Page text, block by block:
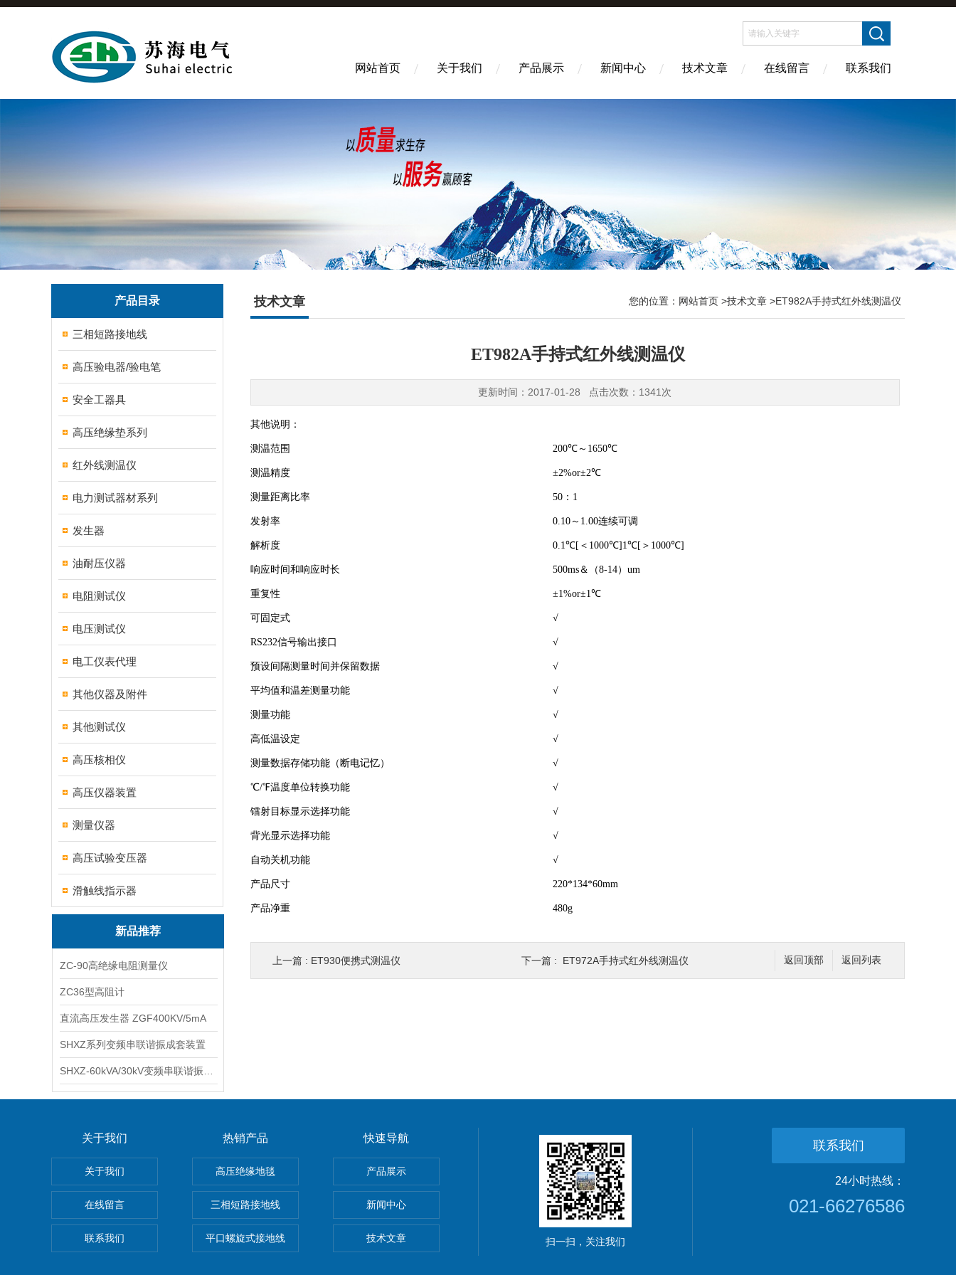
网站首页 关于我们 产品展示 新闻中心 技术文章 在线留言 联系我们
产品目录
三相短路接地线
高压验电器/验电笔
安全工器具
高压绝缘垫系列
红外线测温仪
电力测试器材系列
发生器
油耐压仪器
电阻测试仪
电压测试仪
电工仪表代理
其他仪器及附件
其他测试仪
高压核相仪
高压仪器装置
测量仪器
高压试验变压器
滑触线指示器
新品推荐
ZC-90高绝缘电阻测量仪
ZC36型高阻计
直流高压发生器 ZGF400KV/5mA
SHXZ系列变频串联谐振成套装置
技术文章 您的位置： 网站首页 >技术文章 >ET982A手持式红外线测温仪
ET982A手持式红外线测温仪
更新时间：2017-01-28 点击次数：1341次
其他说明：
测温范围 200℃～1650℃
测温精度 ±2%or±2℃
测量距离比率 50：1
发射率 0.10～1.00连续可调
解析度 0.1℃[＜1000℃]1℃[＞1000℃]
响应时间和响应时长 500ms＆（8-14）um
重复性 ±1%or±1℃
可固定式 √
RS232信号输出接口 √
预设间隔测量时间并保留数据 √
平均值和温差测量功能 √
测量功能 √
高低温设定 √
测量数据存储功能（断电记忆） √
℃/℉温度单位转换功能 √
镭射目标显示选择功能 √
背光显示选择功能 √
自动关机功能 √
产品尺寸 220*134*60mm
产品净重 480g
返回列表
返回顶部
上一篇 : ET930便携式测温仪 下一篇 : ET972A手持式红外线测温仪
关于我们
关于我们
在线留言
联系我们
热销产品
高压绝缘地毯
三相短路接地线
平口螺旋式接地线
快速导航
产品展示
新闻中心
技术文章 扫一扫，关注我们
联系我们
24小时热线：
021-66276586